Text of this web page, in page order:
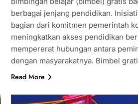
berbagai jenjang pendidikan.
bagian dari komitmen pemerintah
meningkatkan akses pendidikan
mempererat hubungan antara
dengan masyarakatnya. Bimbel
Read More